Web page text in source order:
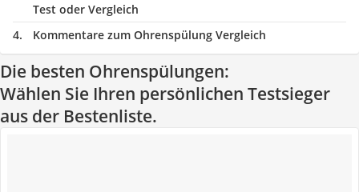
Test oder Vergleich
Kommentare zum Ohrenspülung Vergleich
Die besten Ohrenspülungen:
Wählen Sie Ihren persönlichen Testsieger
aus der Bestenliste.